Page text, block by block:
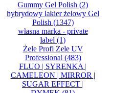
Gummy Gel Polish (2)
hybrydowy lakier żelowy Gel
Polish (1347)
własna marka - private
label (1)
Żele Profi Zele UV
Professional (483)
FLUO | SYRENKA |
CAMELEON | MIRROR |
SUGAR EFFECT |